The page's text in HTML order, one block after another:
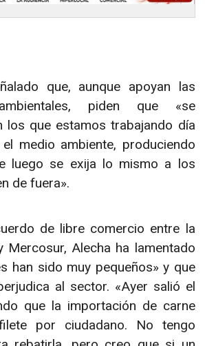
que, aunque apoyan las
piden que «se
los que estamos trabajando día
medio ambiente, produciendo
luego se exija lo mismo a los
de fuera».
de libre comercio entre la
Mercosur, Alecha ha lamentado
han sido muy pequeños» y que
al sector. «Ayer salió el
que la importación de carne
por ciudadano. No tengo